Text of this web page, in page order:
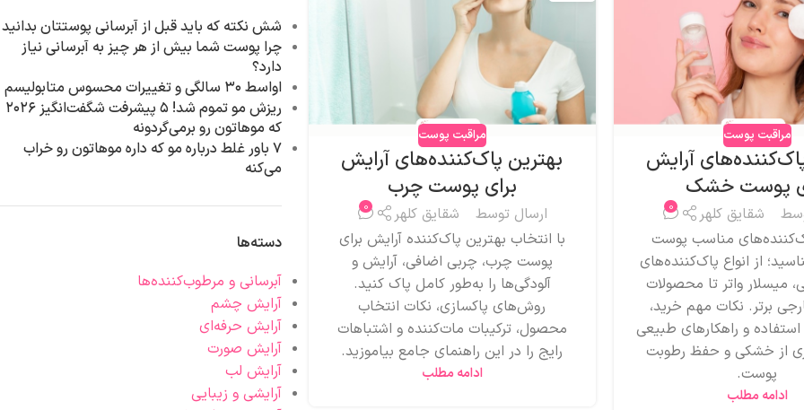
مراقبت پوست
آرایش
پوست خشک
شقایق کلهر 0
مناسب پوست
از انواع پاک‌کننده‌های
میسلار واتر تا محصولات
برتر. نکات مهم خرید،
و راهکارهای طبیعی
از خشکی و حفظ رطوبت
پوست.
ادامه مطلب
مراقبت پوست
بهترین پاک‌کننده‌های آرایش
برای پوست چرب
ارسال توسط شقایق کلهر 0
با انتخاب بهترین پاک‌کننده آرایش برای
پوست چرب، چربی اضافی، آرایش و
آلودگی‌ها را به‌طور کامل پاک کنید.
روش‌های پاکسازی، نکات انتخاب
محصول، ترکیبات مات‌کننده و اشتباهات
رایج را در این راهنمای جامع بیاموزید.
ادامه مطلب
شش نکته که باید قبل از آبرسانی پوستتان بدانید
چرا پوست شما بیش از هر چیز به آبرسانی نیاز
دارد؟
اواسط ۳۰ سالگی و تغییرات محسوس متابولیسم‌
ریزش مو تموم شد! ۵ پیشرفت شگفت‌انگیز ۲۰۲۶
که موهاتون رو برمی‌گردونه
۷ باور غلط درباره مو که داره موهاتون رو خراب
می‌کنه
دسته‌ها
آبرسانی و مرطوب‌کننده‌ها
آرایش چشم
آرایش حرفه‌ای
آرایش صورت
آرایش لب
آرایشی و زیبایی